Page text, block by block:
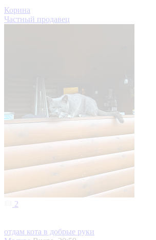
Корина
Частный продавец
2
отдам кота в добрые руки